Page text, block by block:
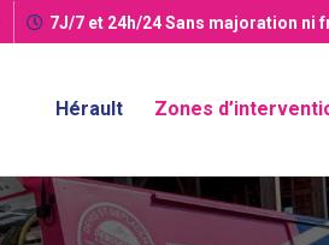
7J/7 et 24h/24Sans majoration ni
Hérault Zones